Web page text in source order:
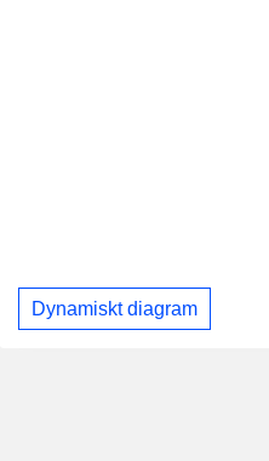
Dynamiskt diagram